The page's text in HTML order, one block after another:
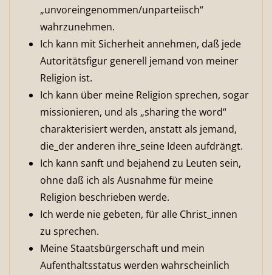
„unvoreingenommen/unparteiisch“
wahrzunehmen.
Ich kann mit Sicherheit annehmen, daß jede
Autoritätsfigur generell jemand von meiner
Religion ist.
Ich kann über meine Religion sprechen, sogar
missionieren, und als „sharing the word“
charakterisiert werden, anstatt als jemand,
die_der anderen ihre_seine Ideen aufdrängt.
Ich kann sanft und bejahend zu Leuten sein,
ohne daß ich als Ausnahme für meine
Religion beschrieben werde.
Ich werde nie gebeten, für alle Christ_innen
zu sprechen.
Meine Staatsbürgerschaft und mein
Aufenthaltsstatus werden wahrscheinlich